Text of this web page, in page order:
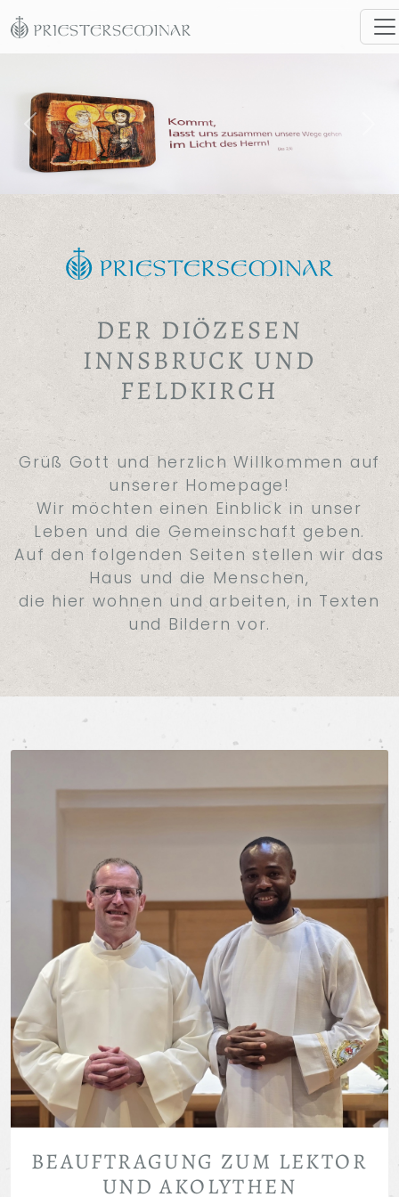
DER DIÖZESEN
INNSBRUCK UND
FELDKIRCH
Grüß Gott und herzlich Willkommen auf
unserer Homepage!
Wir möchten einen Einblick in unser
Leben und die Gemeinschaft geben.
Auf den folgenden Seiten stellen wir das
Haus und die Menschen,
die hier wohnen und arbeiten, in Texten
und Bildern vor.
BEAUFTRAGUNG ZUM LEKTOR
UND AKOLYTHEN